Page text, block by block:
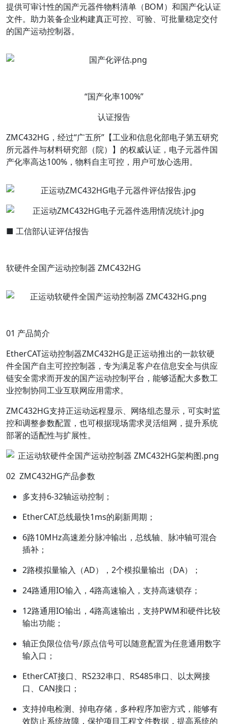
提供可审计性的国产元器件物料清单（BOM）和国产化认证
文件。助力装备企业构建真正可控、可验、可批量稳定交付
的国产运动控制器。
“国产化率100%”
认证报告
ZMC432HG，经过“广五所”【工业和信息化部电子第五研究
所元器件与材料研究部（院）】的权威认证，电子元器件国
产化率高达100%，物料自主可控，用户可放心选用。
■ 工信部认证评估报告
软硬件全国产运动控制器 ZMC432HG
01 产品简介
EtherCAT运动控制器ZMC432HG是正运动推出的一款软硬
件全国产自主可控控制器，专为满足客户在信息安全与供应
链安全需求而开发的国产运动控制平台，能够适配大多数工
业控制协同工业互联网应用需求。
ZMC432HG支持正运动远程显示、网络组态显示，可实时监
控和调整参数配置，也可根据现场需求灵活组网，提升系统
部署的适配性与扩展性。
02 ZMC432HG产品参数
多支持6-32轴运动控制；
EtherCAT总线最快1ms的刷新周期；
6路10MHz高速差分脉冲输出，总线轴、脉冲轴可混合
插补；
2路模拟量输入（AD），2个模拟量输出（DA）；
24路通用IO输入，4路高速输入，支持高速锁存；
12路通用IO输出，4路高速输出，支持PWM和硬件比较
输出功能；
轴正负限位信号/原点信号可以随意配置为任意通用数字
输入口；
EtherCAT接口、RS232串口、RS485串口、以太网接
口、CAN接口；
支持掉电检测、掉电存储，多种程序加密方式，能够有
效防止系统故障，保护项目工程文件数据，提高系统的